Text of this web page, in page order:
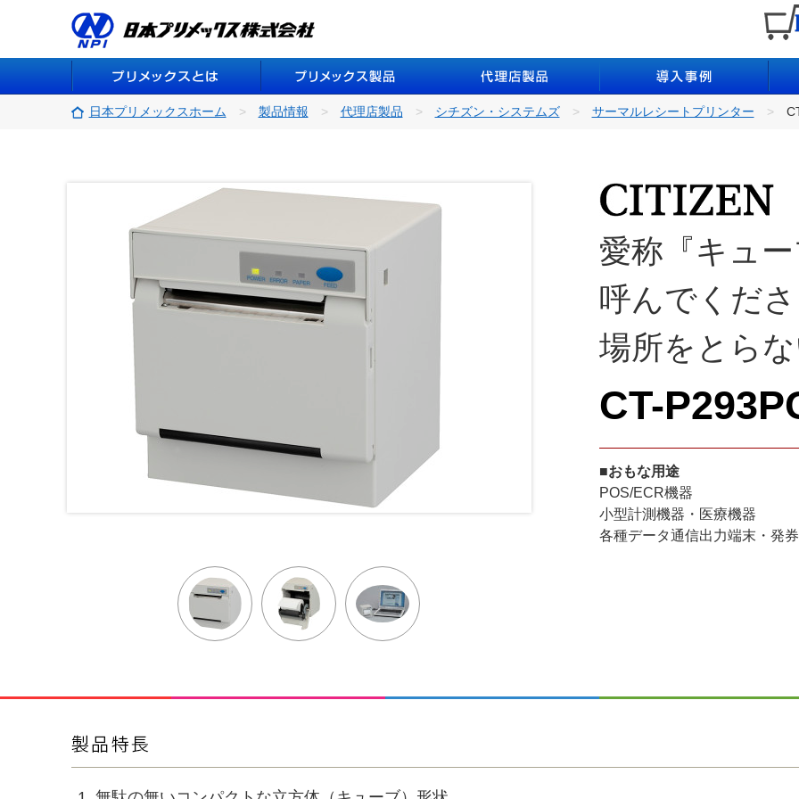
日本プリメックスホーム 製品情報 代理店製品 シチズン・システムズ サーマルレシートプリンター
愛称『キュ
呼んでくだ
場所をとら
CT-
■おもな用途
POS/ECR機器
小型計測機器・医療機器
各種データ通信出力端末・発